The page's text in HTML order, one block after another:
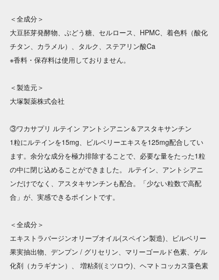
＜全成分＞
大豆胚芽発酵物、ぶどう糖、セルロース、HPMC、着色料（酸化
チタン、カラメル）、タルク、ステアリン酸Ca
※香料・保存料は使用しておりません。
＜製造元＞
大塚製薬株式会社
③ワカサプリ ルテイン アントシアニン＆アスタキサンチン
1粒にルテインを15mg、ビルベリーエキスを125mg配合してい
ます。余分な成分を極力排除することで、必要な量をたった1粒
の中に閉じ込めることができました。 ルテイン、アントシアニ
ンだけでなく、アスタキサンチンも配合。「少ない粒数で高配
合」が、実感できるポイントです。
＜全成分＞
エキストラバージンオリーブオイル(スペイン製造)、ビルベリー
果実抽出物、デンプン / グリセリン、マリーゴールド色素、ゲル
化剤（カラギナン）、 増粘剤(ミツロウ)、ヘマトコッカス藻色素